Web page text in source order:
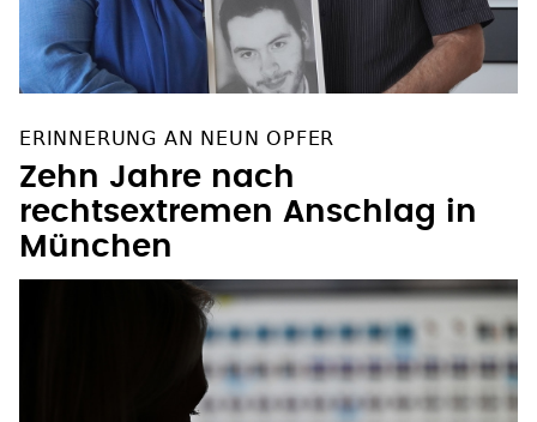
ERINNERUNG AN NEUN OPFER
Zehn Jahre nach
rechtsextremen Anschlag in
München